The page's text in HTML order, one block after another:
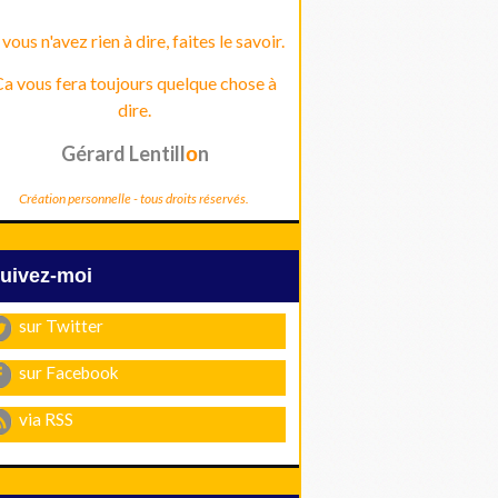
vous n'avez rien à dire, faites le savoir.
vous fera toujours quelque chose à
dire.
Gérard Lentillon
Création personnelle - tous droits réservés.
Suivez-moi
sur Twitter
sur Facebook
via RSS